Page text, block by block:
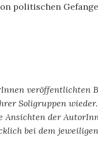
politischen
veröffentlichten
Soligruppen
Ansichten der
bei dem